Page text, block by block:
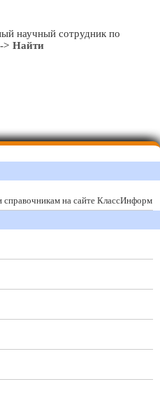
научный сотрудник по
-> Найти
справочникам на сайте КлассИнформ